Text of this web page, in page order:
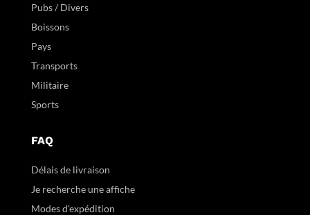
Pubs / Divers
Boissons
Pays
Transports
Militaire
Sports
FAQ
Délais de livraison
Je recherche une affiche
Modes d'expédition